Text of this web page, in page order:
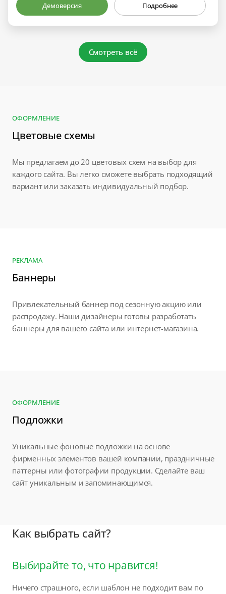
Демоверсия Подробнее
Смотреть всё
ОФОРМЛЕНИЕ
Цветовые схемы
Мы предлагаем до 20 цветовых схем на выбор для
каждого сайта. Вы легко сможете выбрать подходящий
вариант или заказать индивидуальный подбор.
РЕКЛАМА
Баннеры
Привлекательный баннер под сезонную акцию или
распродажу. Наши дизайнеры готовы разработать
баннеры для вашего сайта или интернет-магазина.
ОФОРМЛЕНИЕ
Подложки
Уникальные фоновые подложки на основе
фирменных элементов вашей компании, праздничные
паттерны или фотографии продукции. Сделайте ваш
сайт уникальным и запоминающимся.
Как выбрать сайт?
Выбирайте то, что нравится!
Ничего страшного, если шаблон не подходит вам по